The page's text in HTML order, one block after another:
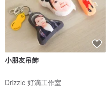
小朋友吊飾
Drizzle 好滴工作室